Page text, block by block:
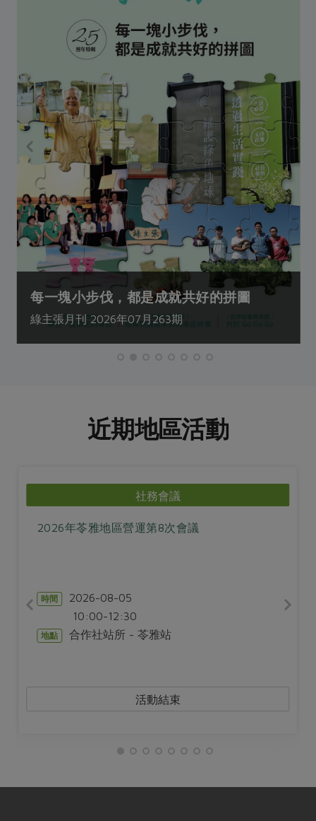
每一塊小步伐，都是成就共好的拼圖
綠主張月刊 2026年07月263期
近期地區活動
社務會議
2026年苓雅地區營運第8次會議
時間 2026-08-05
10:00-12:30
地點 合作社站所 - 苓雅站
活動結束